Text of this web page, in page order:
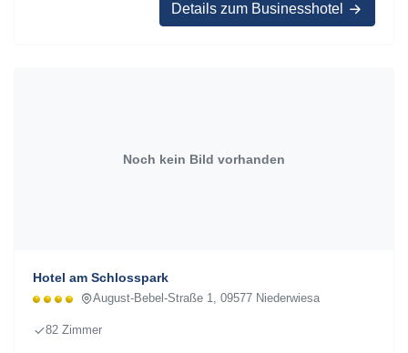
Details zum Businesshotel
Noch kein Bild vorhanden
Hotel am Schlosspark
August-Bebel-Straße 1, 09577 Niederwiesa
82 Zimmer